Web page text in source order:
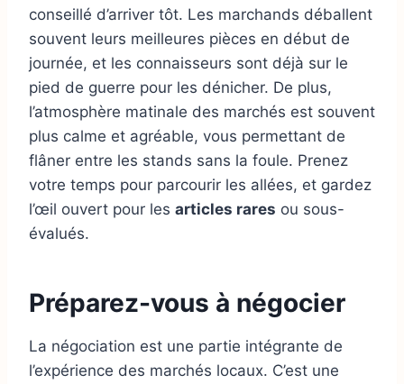
conseillé d’arriver tôt. Les marchands déballent
souvent leurs meilleures pièces en début de
journée, et les connaisseurs sont déjà sur le
pied de guerre pour les dénicher. De plus,
l’atmosphère matinale des marchés est souvent
plus calme et agréable, vous permettant de
flâner entre les stands sans la foule. Prenez
votre temps pour parcourir les allées, et gardez
l’œil ouvert pour les articles rares ou sous-
évalués.
Préparez-vous à négocier
La négociation est une partie intégrante de
l’expérience des marchés locaux. C’est une